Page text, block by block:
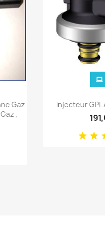
Gaz
,

Injecteur GPL